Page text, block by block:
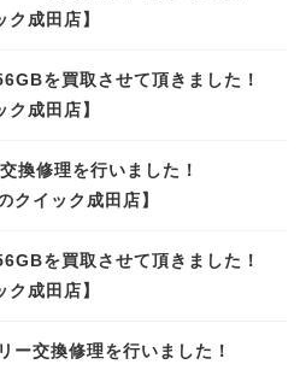
成田店】
を買取させて頂きました！
成田店】
修理を行いました！
クイック成田店】
を買取させて頂きました！
成田店】
交換修理を行いました！